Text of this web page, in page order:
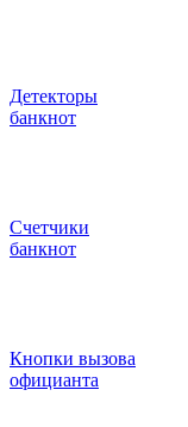
Детекторы
банкнот
Счетчики
банкнот
Кнопки вызова
официанта